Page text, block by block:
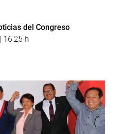
del Congreso
16:25 h